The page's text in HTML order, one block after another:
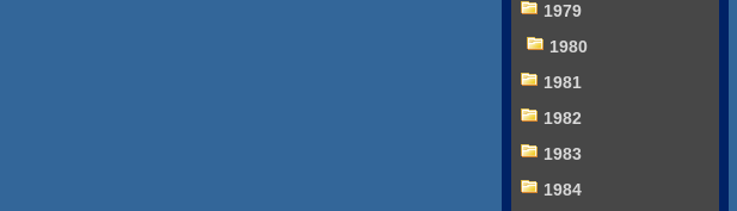
1979
1980
1981
1982
1983
1984